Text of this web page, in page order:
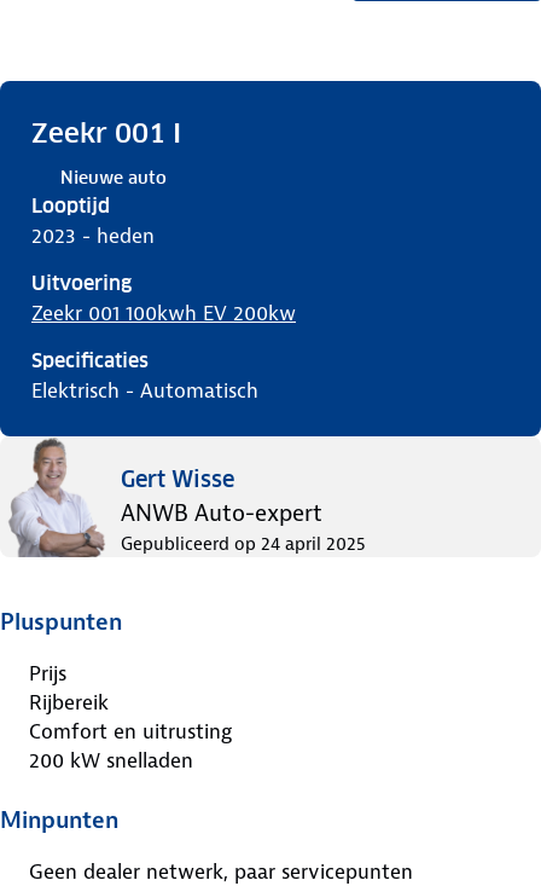
Zeekr 001 I
Nieuwe auto
Looptijd
2023 - heden
Uitvoering
Zeekr 001 100kwh EV 200kw
Specificaties
elektrisch - automatisch
Gert Wisse
ANWB Auto-expert
Gepubliceerd op 24 april 2025
Pluspunten
Prijs
Rijbereik
Comfort en uitrusting
200 kW snelladen
Minpunten
Geen dealer netwerk, paar servicepunten